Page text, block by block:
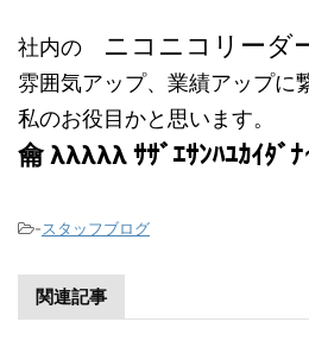
社内の ニコニコリーダ
雰囲気アップ、業績アップに
私のお役目かと思います。
龠 λλλλλ ｻｻﾞｴｻﾝﾊﾕｶｲﾀﾞ
-スタッフブログ
関連記事